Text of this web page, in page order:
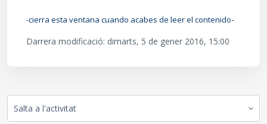
-cierra esta ventana cuando acabes de leer el contenido-
Darrera modificació: dimarts, 5 de gener 2016, 15:00